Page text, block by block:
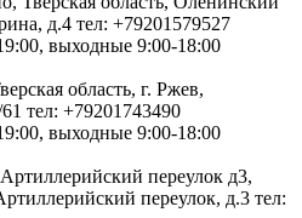
д.4 тел: +79201579527
выходные 9:00-18:00
область, г. Ржев,
тел: +79201743490
выходные 9:00-18:00
переулок д3,
переулок, д.3 тел: